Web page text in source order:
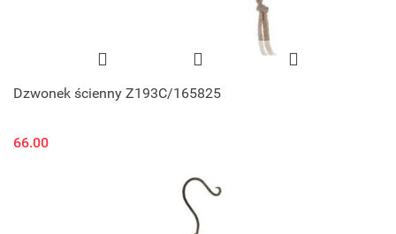
Dzwonek ścienny Z193C/165825
66.00